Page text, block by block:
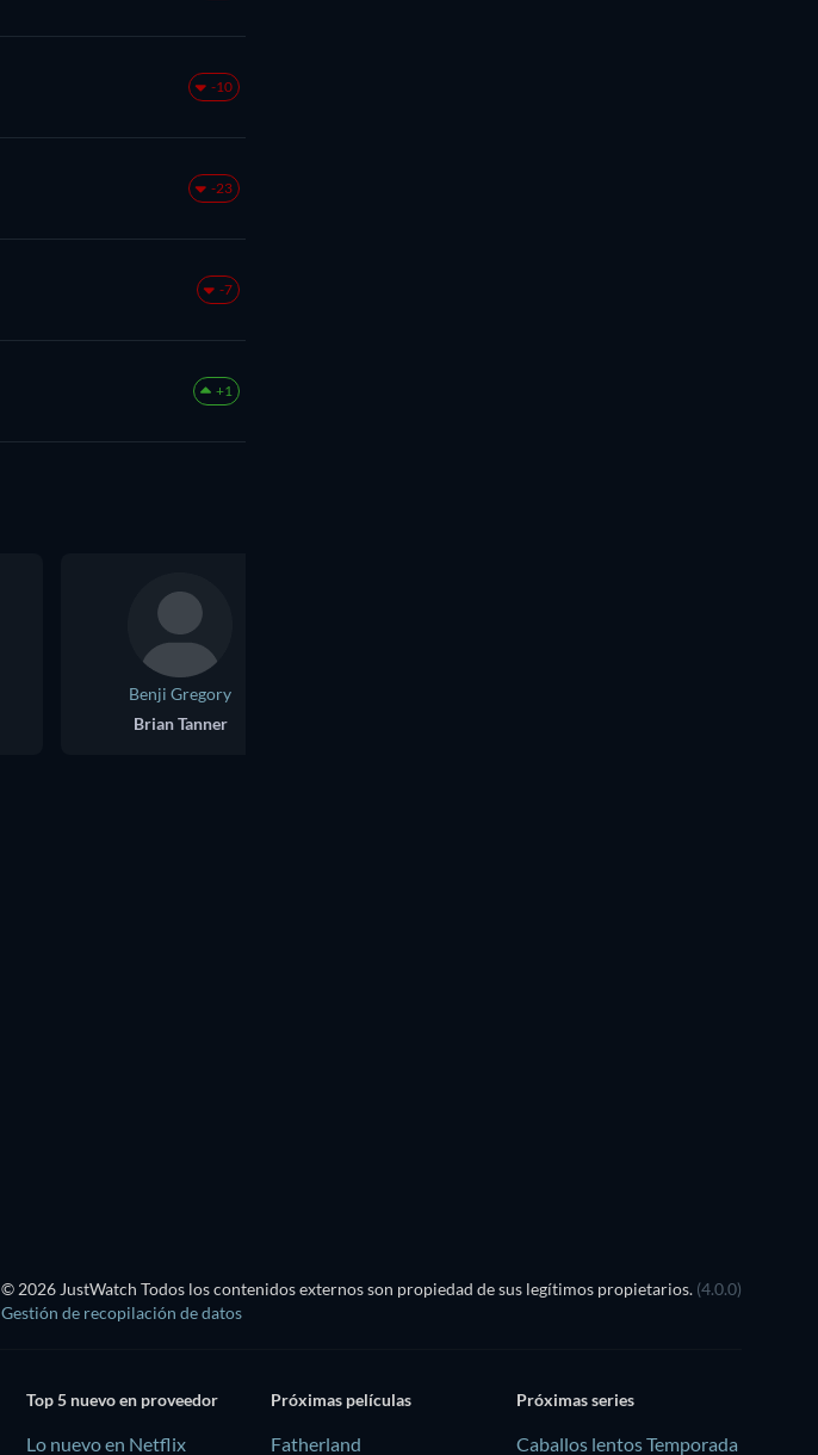
-10
-23
-7
+1
Benji Gregory
Brian Tanner
© 2026 JustWatch Todos los contenidos externos son propiedad de sus legítimos propietarios. (4.0.0)
Gestión de recopilación de datos
Top 5 nuevo en proveedor
Lo nuevo en Netflix
Próximas películas
Fatherland
Próximas series
Caballos lentos Temporada